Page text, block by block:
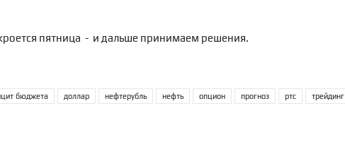
пятница - и дальше принимаем решения.
бюджета доллар нефтерубль нефть опцион прогноз ртс трейдинг